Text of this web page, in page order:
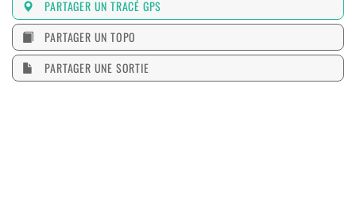
PARTAGER UN TRACÉ GPS
PARTAGER UN TOPO
PARTAGER UNE SORTIE